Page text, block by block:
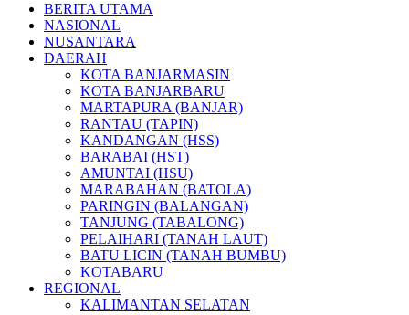
BERITA UTAMA
NASIONAL
NUSANTARA
DAERAH
KOTA BANJARMASIN
KOTA BANJARBARU
MARTAPURA (BANJAR)
RANTAU (TAPIN)
KANDANGAN (HSS)
BARABAI (HST)
AMUNTAI (HSU)
MARABAHAN (BATOLA)
PARINGIN (BALANGAN)
TANJUNG (TABALONG)
PELAIHARI (TANAH LAUT)
BATU LICIN (TANAH BUMBU)
KOTABARU
REGIONAL
KALIMANTAN SELATAN